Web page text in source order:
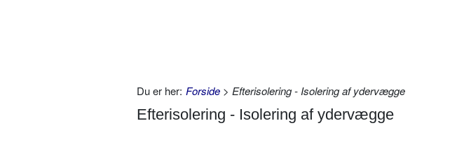
Du er her: Forside > Efterisolering - Isolering af ydervægge
Efterisolering - Isolering af ydervægge